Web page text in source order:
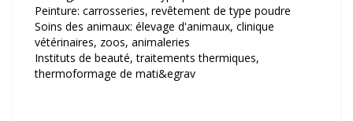
Peinture: carrosseries, revêtement de type poudre
Soins des animaux: élevage d'animaux, clinique
vétérinaires, zoos, animaleries
Instituts de beauté, traitements thermiques,
thermoformage de mati&egrav